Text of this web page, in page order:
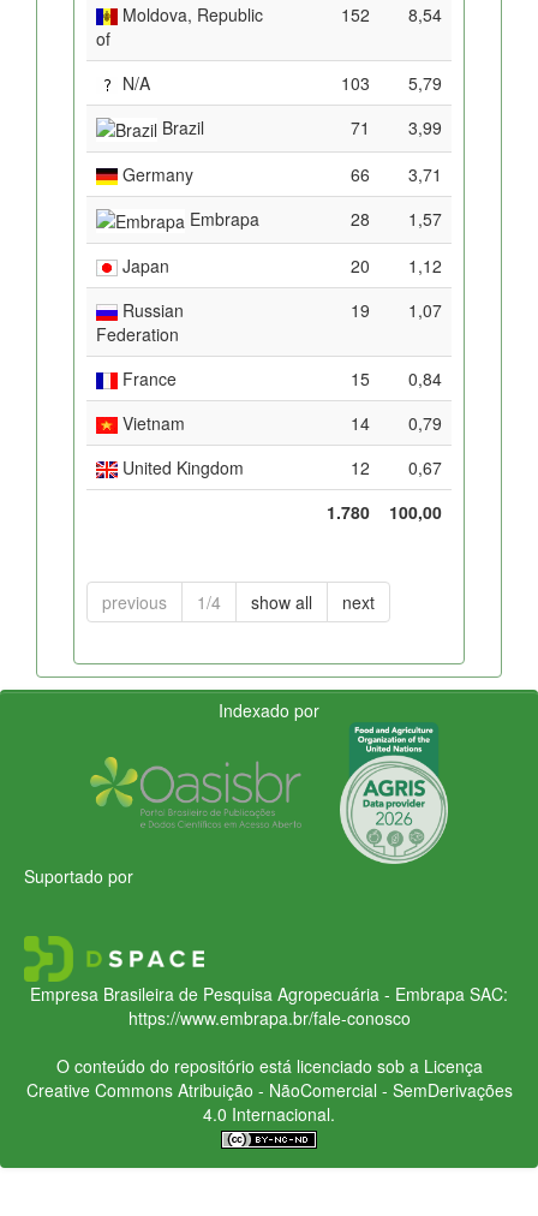
Moldova, Republic
of
152 8,54
N/A 103
5,79
Brazil
71
3,99
Germany
66
3,71
Embrapa
28
1,57
Japan
20
1,12
Russian
Federation
19 1,07
France 15
0,84
Vietnam
14
0,79
United Kingdom
12
0,67
1.780
100,00
previous 1/4 show all next
Indexado por
Suportado por
Empresa Brasileira de Pesquisa Agropecuária - Embrapa SAC:
https://www.embrapa.br/fale-conosco
O conteúdo do repositório está licenciado sob a Licença
Creative CommonsAtribuição - NãoComercial - SemDerivações
4.0 Internacional.